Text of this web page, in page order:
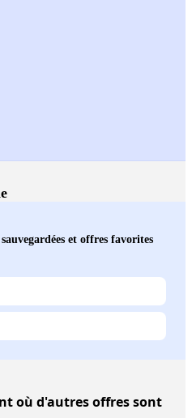
et offres favorites
où d'autres offres sont